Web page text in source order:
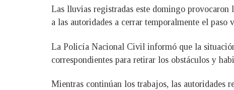
Las lluvias registradas este domingo provocaron
a las autoridades a cerrar temporalmente el paso
La Policía Nacional Civil informó que la
correspondientes para retirar los obstáculos y
Mientras continúan los trabajos, las autoridades